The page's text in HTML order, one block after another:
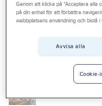
Outlet
Guider & inspiration
Vanliga frågor
Gelia Produkter Gelia El
Bords- och bänkuttag
För
Genom att klicka på "Acceptera alla
på din enhet för att förbättra
webbplatsens användning och bistå
Avvisa alla
Cookie-